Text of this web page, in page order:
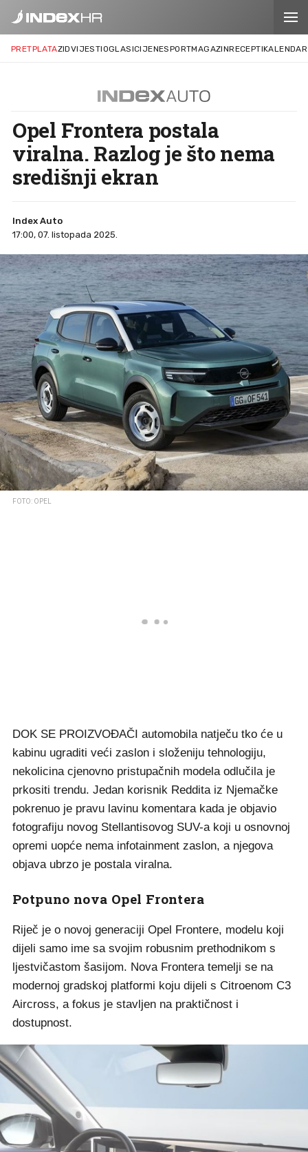
PRETPLATAZIDVIJESTIOGLASICIJENESPORTMAGAZINRECEPTIKALENDAR
Opel Frontera postala
viralna. Razlog je što nema
središnji ekran
Index Auto
17:00, 07. listopada 2025.
FOTO: OPEL
DOK SE PROIZVOĐAČI automobila natječu tko će u
kabinu ugraditi veći zaslon i složeniju tehnologiju,
nekolicina cjenovno pristupačnih modela odlučila je
prkositi trendu. Jedan korisnik Reddita iz Njemačke
pokrenuo je pravu lavinu komentara kada je objavio
fotografiju novog Stellantisovog SUV-a koji u osnovnoj
opremi uopće nema infotainment zaslon, a njegova
objava ubrzo je postala viralna.
Potpuno nova Opel Frontera
Riječ je o novoj generaciji Opel Frontere, modelu koji
dijeli samo ime sa svojim robusnim prethodnikom s
ljestvičastom šasijom. Nova Frontera temelji se na
modernoj gradskoj platformi koju dijeli s Citroenom C3
Aircross, a fokus je stavljen na praktičnost i
dostupnost.